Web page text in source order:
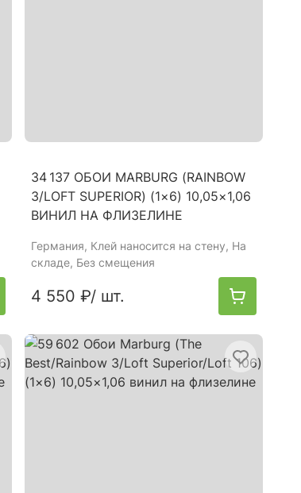
34 137 ОБОИ MARBURG (RAINBOW
3/LOFT SUPERIOR) (1×6) 10,05×1,06
ВИНИЛ НА ФЛИЗЕЛИНЕ
Германия, Клей наносится на стену, На
складе, Без смещения
4 550 ₽/ шт.